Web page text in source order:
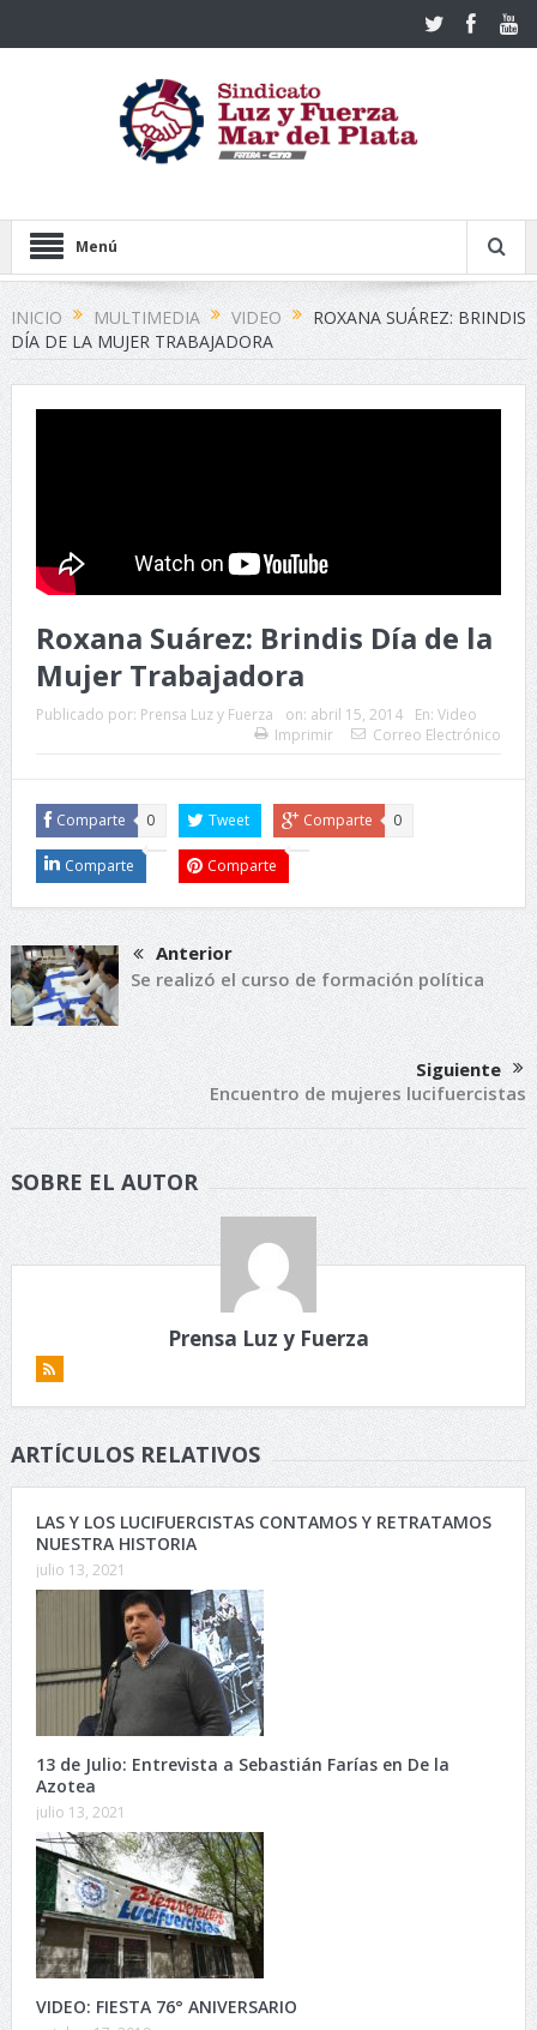
Menú
INICIO MULTIMEDIA VIDEO
ROXANA SUÁREZ: BRINDIS
DÍA DE LA MUJER TRABAJADORA
Roxana Suárez: Brindis Día de la
Mujer Trabajadora
Publicado por: Prensa Luz y Fuerza on: abril 15, 2014 En: Video
Imprimir
Correo Electrónico
Comparte 0 Tweet Comparte 0
Comparte Comparte
Anterior
Se realizó el curso de formación política
Siguiente
Encuentro de mujeres lucifuercistas
SOBRE EL AUTOR
Prensa Luz y Fuerza
ARTÍCULOS RELATIVOS
LAS Y LOS LUCIFUERCISTAS CONTAMOS Y RETRATAMOS
NUESTRA HISTORIA
julio 13, 2021
13 de Julio: Entrevista a Sebastián Farías en De la
Azotea
julio 13, 2021
VIDEO: FIESTA 76° ANIVERSARIO